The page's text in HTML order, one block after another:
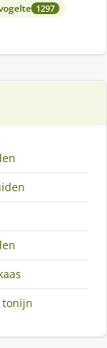
1297
tonijn